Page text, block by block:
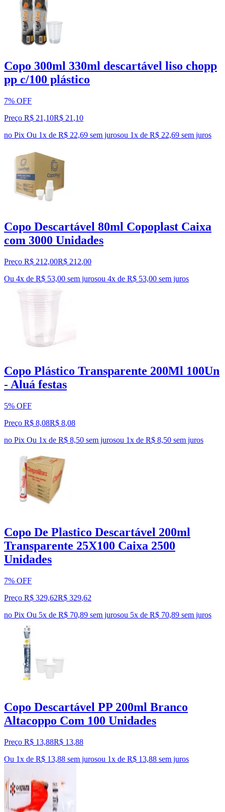
Copo 300ml 330ml descartável liso chopp
pp c/100 plástico
7% OFF
Preço R$ 21,10R$ 21 ,10
no Pix Ou 1x de R$ 22,69 sem jurosou 1x de R$ 22,69 sem juros
Copo Descartável 80ml Copoplast Caixa
com 3000 Unidades
Preço R$ 212,00R$ 212,00
Ou 4x de R$ 53,00 sem jurosou 4x de R$ 53,00 sem juros
Copo Plástico Transparente 200Ml 100Un
- Aluá festas
5% OFF
Preço R$ 8,08R$ 8,08
no Pix Ou 1x de R$ 8,50 sem jurosou 1x de R$ 8,50 sem juros
Copo De Plastico Descartável 200ml
Transparente 25X100 Caixa 2500
Unidades
7% OFF
Preço R$ 329,62R$ 329,62
no Pix Ou 5x de R$ 70,89 sem jurosou 5x de R$ 70,89 sem juros
Copo Descartável PP 200ml Branco
Altacoppo Com 100 Unidades
Preço R$ 13,88R$ 13,88
Ou 1x de R$ 13,88 sem jurosou 1x de R$ 13,88 sem juros